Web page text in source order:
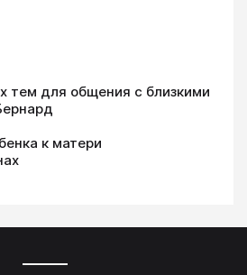
тем для общения с близкими
к матери